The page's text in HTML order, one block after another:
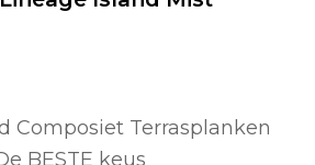
Composiet Terrasplanken
BESTE keus